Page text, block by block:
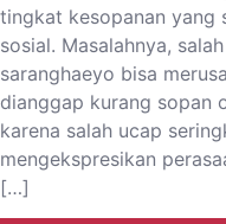
tingkat kesopanan yang
sosial. Masalahnya,
saranghaeyo bisa
dianggap kurang sopan
karena salah ucap
mengekspresikan
[…]